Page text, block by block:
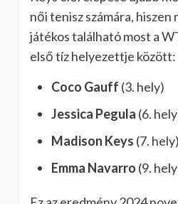
női tenisz számára, hiszen
játékos található most a
első tíz helyezettje között:
Coco Gauff (3. hely)
Jessica Pegula (6.
Madison Keys (7. hely)
Emma Navarro (9.